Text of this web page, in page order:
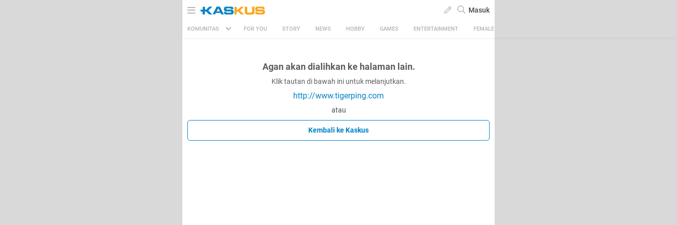
Masuk
KOMUNITAS FOR YOU STORY NEWS HOBBY GAMES ENTERTAINMENT FEMALE
Agan akan dialihkan ke halaman lain.
Klik tautan di bawah ini untuk melanjutkan.
http://www.tigerping.com
atau
Kembali ke Kaskus